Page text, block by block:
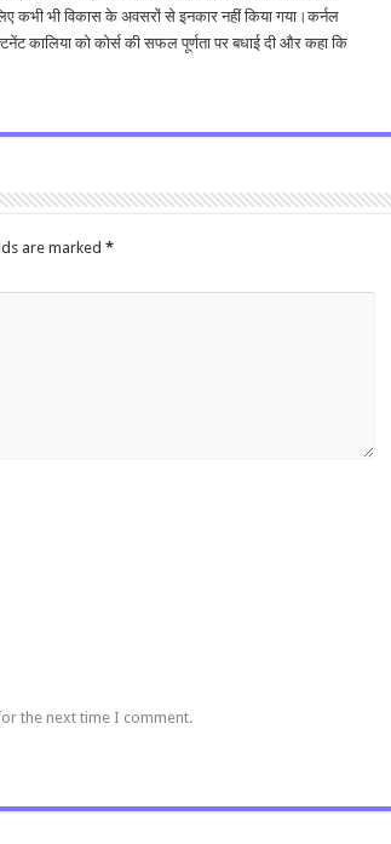
कभी भी विकास के अवसरों से इनकार नहीं किया गया।कर्नल
कालिया को कोर्स की सफल पूर्णता पर बधाई दी और कहा कि
are marked *
the next time I comment.